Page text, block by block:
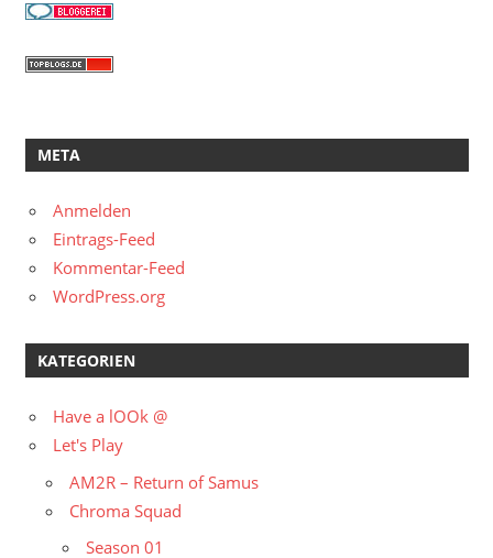
META
Anmelden
Eintrags-Feed
Kommentar-Feed
WordPress.org
KATEGORIEN
Have a lOOk @
Let's Play
AM2R – Return of Samus
Chroma Squad
Season 01